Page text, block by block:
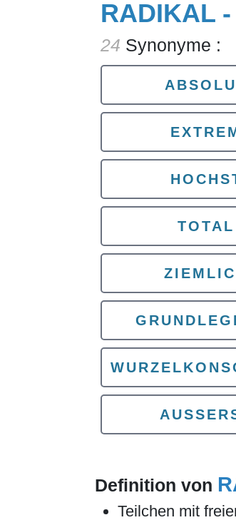
RADIKAL -
24 Synonyme :
TOTAL
Definition von
Teilchen mit